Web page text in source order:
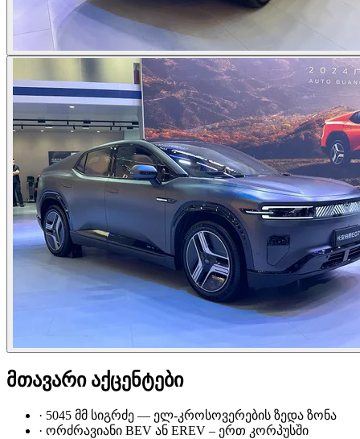
მთავარი აქცენტები
· 5045 მმ სიგრძე — ელ-კროსოვერების ზედა ზონა
· ორძრავიანი BEV ან EREV – ერთ კორპუსში